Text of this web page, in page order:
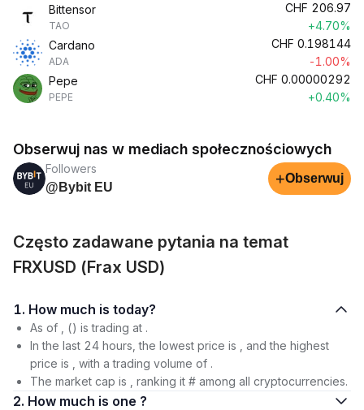
Bittensor
TAO
CHF 206.97
+4.70%
Cardano
ADA
CHF 0.198144
-1.00%
Pepe
PEPE
CHF 0.00000292
+0.40%
Obserwuj nas w mediach społecznościowych
Followers
@Bybit EU
+Obserwuj
Często zadawane pytania na temat
FRXUSD (Frax USD)
1. How much is today?
As of , () is trading at .
In the last 24 hours, the lowest price is , and the highest
price is , with a trading volume of .
The market cap is , ranking it # among all cryptocurrencies.
2. How much is one ?